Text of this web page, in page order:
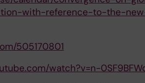
with-reference-to-the-
505170801
watch?v=n-